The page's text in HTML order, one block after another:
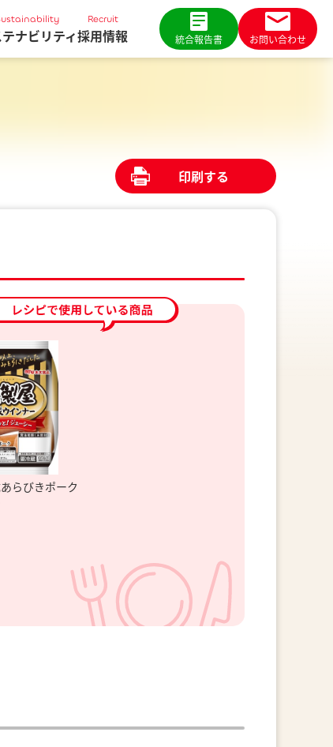
ナビリティ
Recruit
採用情報 統合報告書 お問い合わせ
印刷する
らびきポーク